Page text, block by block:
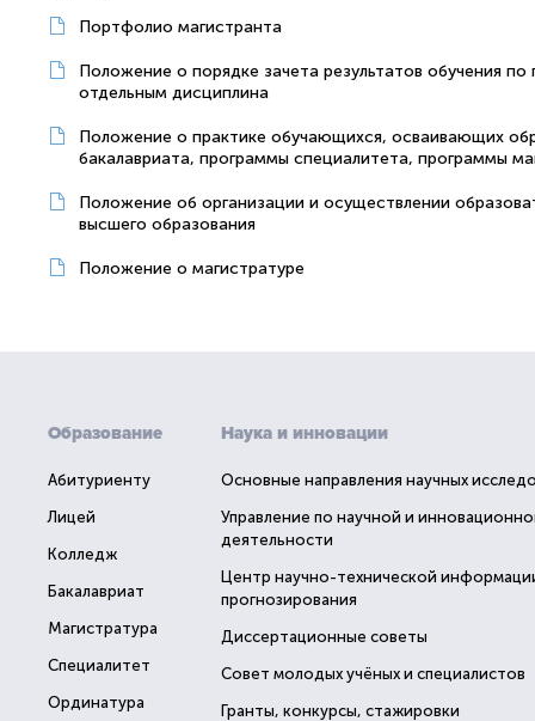
Портфолио магистранта
Положение о порядке зачета результатов обучения
отдельным дисциплина
Положение о практике обучающихся, осваивающих
бакалавриата, программы специалитета, программы
Положение об организации и осуществлении
высшего образования
Положение о магистратуре
Образование
Абитуриенту
Лицей
Колледж
Бакалавриат
Магистратура
Специалитет
Ординатура
Наука и инновации
Основные направления научных
Управление по научной и
деятельности
Центр научно-технической
прогнозирования
Диссертационные советы
Совет молодых учёных и специалистов
Гранты, конкурсы, стажировки